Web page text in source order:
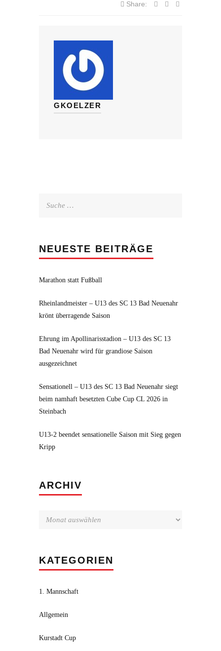
Share:
GKOELZER
NEUESTE BEITRÄGE
Marathon statt Fußball
Rheinlandmeister – U13 des SC 13 Bad Neuenahr
krönt überragende Saison
Ehrung im Apollinarisstadion – U13 des SC 13
Bad Neuenahr wird für grandiose Saison
ausgezeichnet
Sensationell – U13 des SC 13 Bad Neuenahr siegt
beim namhaft besetzten Cube Cup CL 2026 in
Steinbach
U13-2 beendet sensationelle Saison mit Sieg gegen
Kripp
ARCHIV
KATEGORIEN
1. Mannschaft
Allgemein
Kurstadt Cup